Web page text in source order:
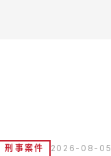
刑事案件 2026-08-05